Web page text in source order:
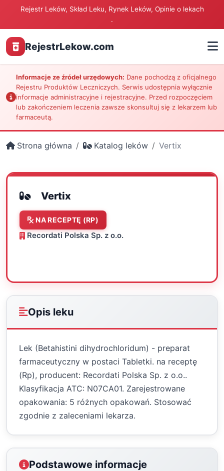
Rejestr Leków, Skład Leku, Rynek Leków, Opinie o lekach
.
RejestrLekow.com
Informacje ze źródeł urzędowych: Dane pochodzą z oficjalnego
Rejestru Produktów Leczniczych. Serwis udostępnia wyłącznie
informacje administracyjne i rejestracyjne. Przed rozpoczęciem
lub zakończeniem leczenia zawsze skonsultuj się z lekarzem lub
farmaceutą.
Strona główna Katalog leków Vertix
Vertix
NA RECEPTĘ (RP)
Recordati Polska Sp. z o.o.
Opis leku
Lek (Betahistini dihydrochloridum) - preparat
farmaceutyczny w postaci Tabletki. na receptę
(Rp), producent: Recordati Polska Sp. z o.o..
Klasyfikacja ATC: N07CA01. Zarejestrowane
opakowania: 5 różnych opakowań. Stosować
zgodnie z zaleceniami lekarza.
Podstawowe informacje